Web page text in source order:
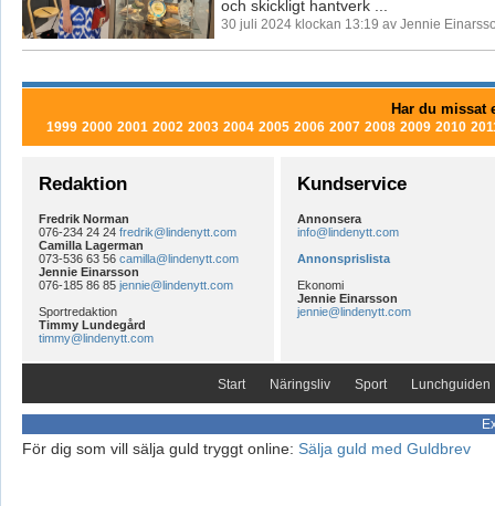
och skickligt hantverk ...
30 juli 2024 klockan 13:19 av Jennie
Har du missat
1999 2000 2001 2002 2003 2004 2005 2006 2007 2008 2009 2010
Redaktion
Fredrik Norman
076-234 24 24 fredrik@lindenytt.com
Camilla Lagerman
073-536 63 56 camilla@lindenytt.com
Jennie Einarsson
076-185 86 85 jennie@lindenytt.com
Sportredaktion
Timmy Lundegård
timmy@lindenytt.com
Kundservice
Annonsera
info@lindenytt.com
Annonsprislista
Ekonomi
Jennie Einarsson
jennie@lindenytt.com
Start Näringsliv Sport Lunchguiden
För dig som vill sälja guld tryggt online: Sälja guld med Guldbrev